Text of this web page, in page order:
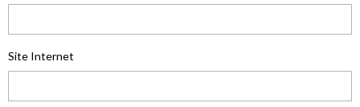
Site Internet